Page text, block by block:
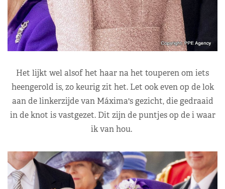
Het lijkt wel alsof het haar na het touperen om iets
heengerold is, zo keurig zit het. Let ook even op de lok
aan de linkerzijde van Máxima's gezicht, die gedraaid
in de knot is vastgezet. Dit zijn de puntjes op de i waar
ik van hou.